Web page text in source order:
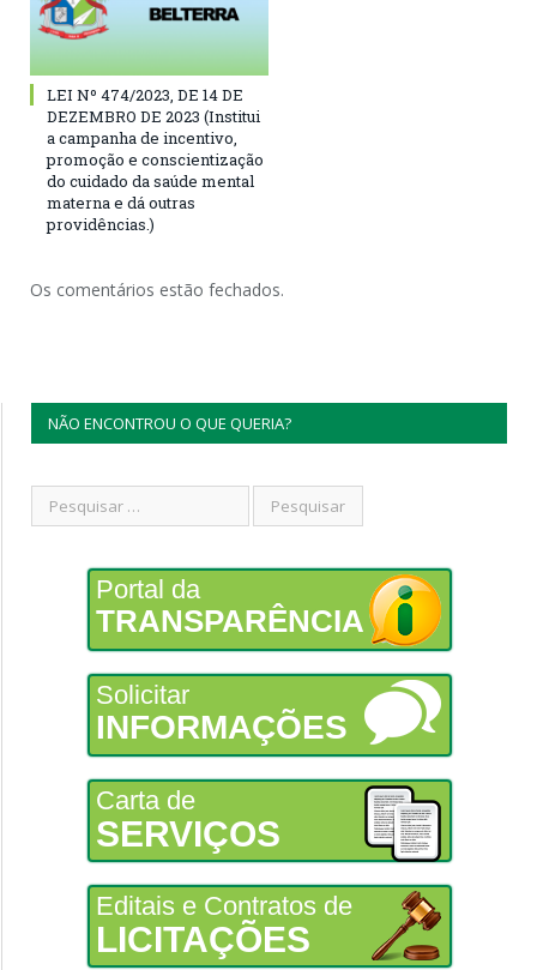
LEI Nº 474/2023, DE 14 DE
DEZEMBRO DE 2023 (Institui
a campanha de incentivo,
promoção e conscientização
do cuidado da saúde mental
materna e dá outras
providências.)
Os comentários estão fechados.
NÃO ENCONTROU O QUE QUERIA?
Portal da
TRANSPARÊNCIA
Solicitar
INFORMAÇÕES
Carta de
SERVIÇOS
Editais e Contratos de
LICITAÇÕES